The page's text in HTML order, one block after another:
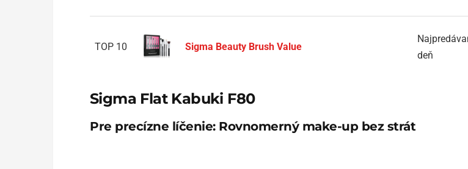
TOP 10 Sigma Beauty Brush Value
deň
Sigma Flat Kabuki F80
Pre precízne líčenie: Rovnomerný make-up bez strát